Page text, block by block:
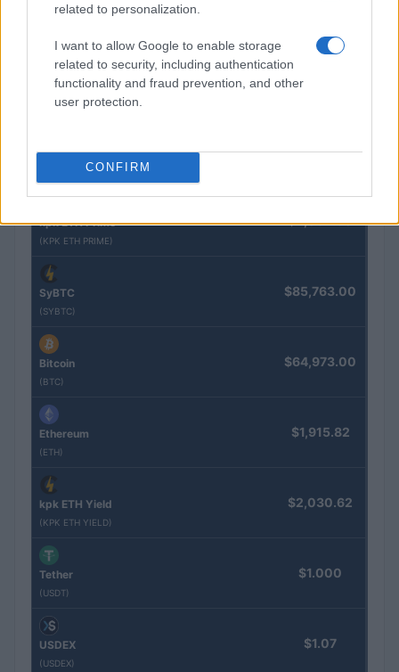
related to personalization.
I want to allow Google to enable storage
related to security, including authentication
functionality and fraud prevention, and other
user protection.
CONFIRM
Kinza Babylon Staked BTC
Eureka Bridged PAX Gold (Terra
(PAXG)
$4,205.78
JDB $0.022
kpk ETH Prime
(KPK ETH PRIME)
$2,034.90
SyBTC
(SYBTC)
$85,763.00
Bitcoin
(BTC)
$64,973.00
Ethereum
(ETH)
$1,915.82
kpk ETH Yield
(KPK ETH YIELD)
$2,030.62
Tether
(USDT)
$1.000
USDEX
(USDEX)
$1.07